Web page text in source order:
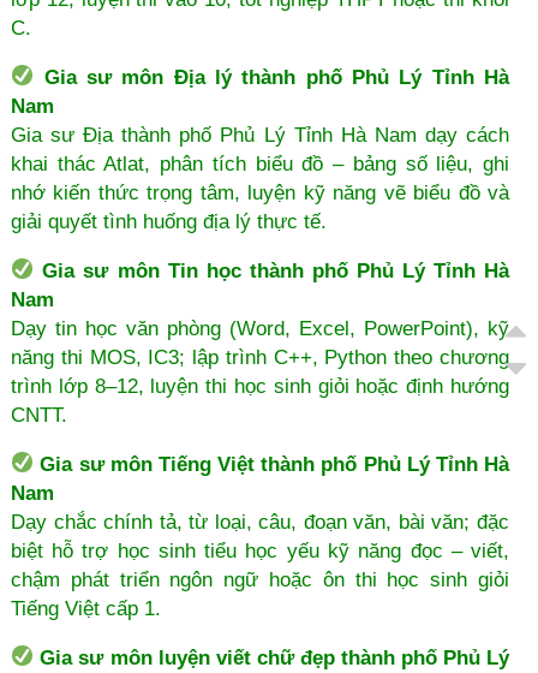
C.
Gia sư môn Địa lý thành phố Phủ Lý Tỉnh Hà
Nam
Gia sư Địa thành phố Phủ Lý Tỉnh Hà Nam dạy cách
khai thác Atlat, phân tích biểu đồ – bảng số liệu, ghi
nhớ kiến thức trọng tâm, luyện kỹ năng vẽ biểu đồ và
giải quyết tình huống địa lý thực tế.
Gia sư môn Tin học thành phố Phủ Lý Tỉnh Hà
Nam
Dạy tin học văn phòng (Word, Excel, PowerPoint), kỹ
năng thi MOS, IC3; lập trình C++, Python theo chương
trình lớp 8–12, luyện thi học sinh giỏi hoặc định hướng
CNTT.
Gia sư môn Tiếng Việt thành phố Phủ Lý Tỉnh Hà
Nam
Dạy chắc chính tả, từ loại, câu, đoạn văn, bài văn; đặc
biệt hỗ trợ học sinh tiểu học yếu kỹ năng đọc – viết,
chậm phát triển ngôn ngữ hoặc ôn thi học sinh giỏi
Tiếng Việt cấp 1.
Gia sư môn luyện viết chữ đẹp thành phố Phủ Lý